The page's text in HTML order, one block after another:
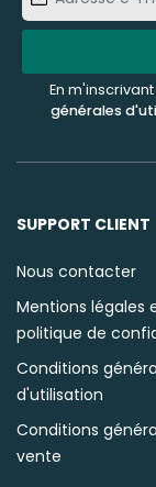
En
générales
SUPPORT CLIENT
Nous contacter
Mentions légales
politique de
Conditions
d'utilisation
Conditions
vente